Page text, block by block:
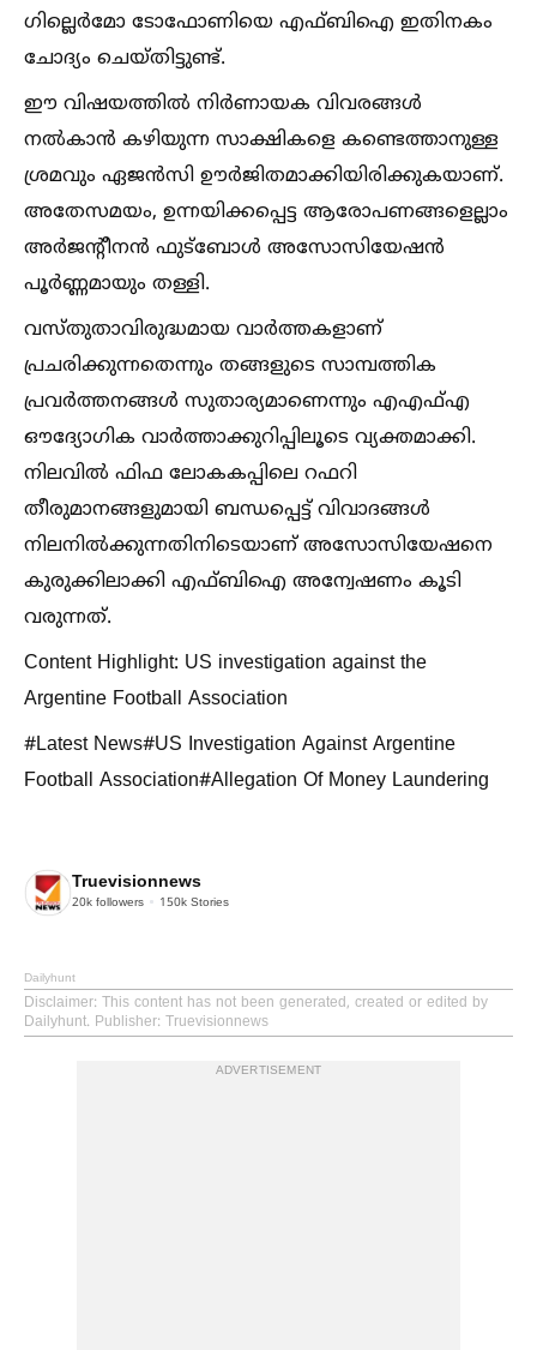
ഗില്ലെർമോ ടോഫോണിയെ എഫ്ബിഐ ഇതിനകം
ചോദ്യം ചെയ്തിട്ടുണ്ട്.
ഈ വിഷയത്തില്‍ നിർണായക വിവരങ്ങള്‍
നല്‍കാൻ കഴിയുന്ന സാക്ഷികളെ കണ്ടെത്താനുള്ള
ശ്രമവും ഏജൻസി ഊർജിതമാക്കിയിരിക്കുകയാണ്.
അതേസമയം, ഉന്നയിക്കപ്പെട്ട ആരോപണങ്ങളെല്ലാം
അർജന്റീനൻ ഫുട്ബോള്‍ അസോസിയേഷൻ
പൂർണ്ണമായും തള്ളി.
വസ്തുതാവിരുദ്ധമായ വാർത്തകളാണ്
പ്രചരിക്കുന്നതെന്നും തങ്ങളുടെ സാമ്പത്തിക
പ്രവർത്തനങ്ങള്‍ സുതാര്യമാണെന്നും എഎഫ്‌എ
ഔദ്യോഗിക വാർത്താക്കുറിപ്പിലൂടെ വ്യക്തമാക്കി.
നിലവില്‍ ഫിഫ ലോകകപ്പിലെ റഫറി
തീരുമാനങ്ങളുമായി ബന്ധപ്പെട്ട് വിവാദങ്ങള്‍
നിലനില്‍ക്കുന്നതിനിടെയാണ് അസോസിയേഷനെ
കുരുക്കിലാക്കി എഫ്ബിഐ അന്വേഷണം കൂടി
വരുന്നത്.
Content Highlight: US investigation against the
Argentine Football Association
#Latest News#US Investigation Against Argentine
Football Association#Allegation Of Money Laundering
Truevisionnews
20k followers 150k Stories
Dailyhunt
Disclaimer: This content has not been generated, created or edited by
Dailyhunt. Publisher: Truevisionnews
ADVERTISEMENT